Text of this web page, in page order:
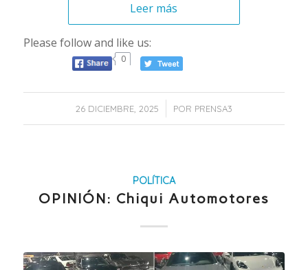
Leer más
Please follow and like us:
0
26 DICIEMBRE, 2025
/ POR PRENSA3
POLÍTICA
OPINIÓN: Chiqui Automotores